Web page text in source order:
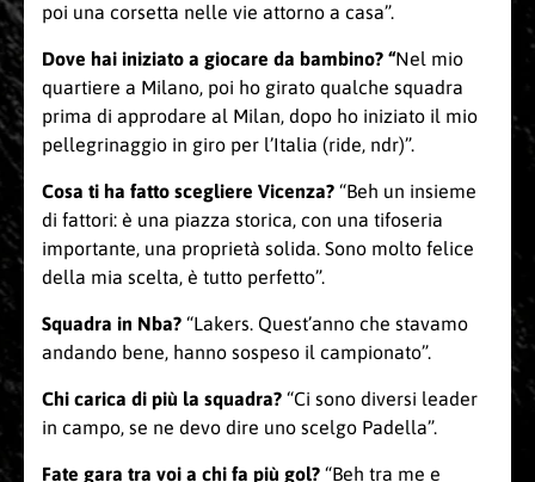
poi una corsetta nelle vie attorno a casa”.
Dove hai iniziato a giocare da bambino? “Nel mio
quartiere a Milano, poi ho girato qualche squadra
prima di approdare al Milan, dopo ho iniziato il mio
pellegrinaggio in giro per l’Italia (ride, ndr)”.
Cosa ti ha fatto scegliere Vicenza? “Beh un insieme
di fattori: è una piazza storica, con una tifoseria
importante, una proprietà solida. Sono molto felice
della mia scelta, è tutto perfetto”.
Squadra in Nba? “Lakers. Quest’anno che stavamo
andando bene, hanno sospeso il campionato”.
Chi carica di più la squadra? “Ci sono diversi leader
in campo, se ne devo dire uno scelgo Padella”.
Fate gara tra voi a chi fa più gol? “Beh tra me e